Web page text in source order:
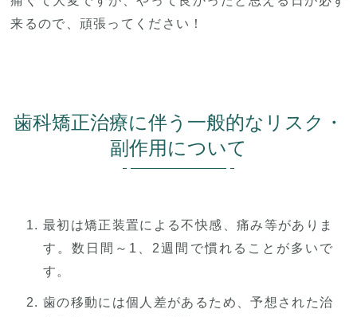
来るので、頑張ってください！
歯科矯正治療に伴う一般的なリスク・
副作用について
最初は矯正装置による不快感、痛み等がありま
す。数日間～1、2週間で慣れることが多いで
す。
歯の移動には個人差があるため、予想された治